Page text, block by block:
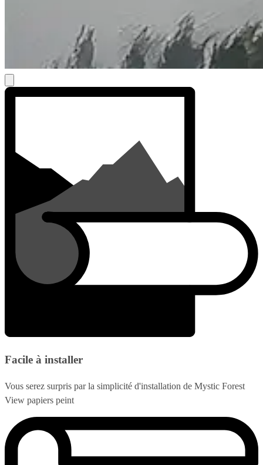
Facile à installer
Vous serez surpris par la simplicité d'installation de Mystic Forest
View papiers peint